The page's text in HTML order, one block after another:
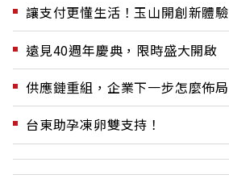
讓支付更懂生活！玉山開創新體驗
遠見40週年慶典，限時盛大開啟
供應鏈重組，企業下一步怎麼佈局
台東助孕凍卵雙支持！